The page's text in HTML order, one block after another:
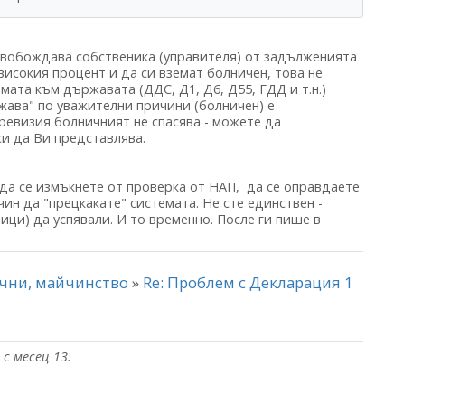
собственика (управителя) от задълженията
процент и да си вземат болничен, това не
към държавата (ДДС, Д1, Д6, Д55, ГДД и т.н.)
по уважителни причини (болничен) е
болничният не спасява - можете да
да Ви представлява.
се измъкнете от проверка от НАП, да се оправдаете
да "прецкакате" системата. Не сте единствен -
да успявали. И то временно. После ги пише в
майчинство» Re: Проблем с Декларация 1
месец 13.